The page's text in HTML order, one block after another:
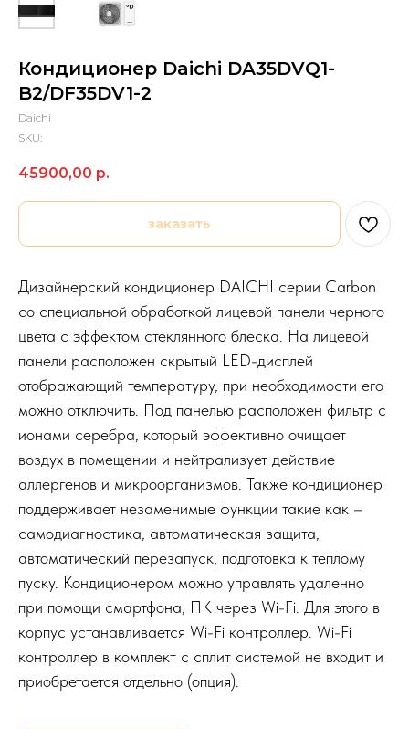
Кондиционер Daichi DA35DVQ1-
B2/DF35DV1-2
Daichi
SKU:
45900,00 р.
заказать
Дизайнерский кондиционер DAICHI серии Carbon
со специальной обработкой лицевой панели черного
цвета с эффектом стеклянного блеска. На лицевой
панели расположен скрытый LED-дисплей
отображающий температуру, при необходимости его
можно отключить. Под панелью расположен фильтр с
ионами серебра, который эффективно очищает
воздух в помещении и нейтрализует действие
аллергенов и микроорганизмов. Также кондиционер
поддерживает незаменимые функции такие как –
самодиагностика, автоматическая защита,
автоматический перезапуск, подготовка к теплому
пуску. Кондиционером можно управлять удаленно
при помощи смартфона, ПК через Wi-Fi. Для этого в
корпус устанавливается Wi-Fi контроллер. Wi-Fi
контроллер в комплект с сплит системой не входит и
приобретается отдельно (опция).